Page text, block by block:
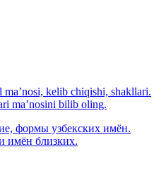
ma’nosi, kelib chiqishi, shakllari.
ma’nosini bilib oling.
формы узбекских имён.
имён близких.